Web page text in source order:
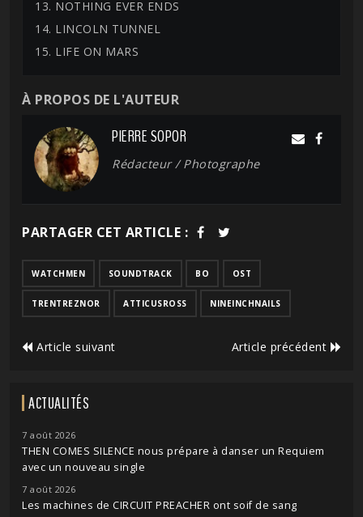
13. NOTHING EVER ENDS
14. LINCOLN TUNNEL
15. LIFE ON MARS
À PROPOS DE L'AUTEUR
PIERRE SOPOR
Rédacteur / Photographe
PARTAGER CET ARTICLE :
WATCHMEN SOUNDTRACK BO OST
TRENTREZNOR ATTICUSROSS NINEINCHNAILS
Article suivant Article précédent
ACTUALITÉS
7 août 2026
THEN COMES SILENCE nous prépare à danser un Requiem
avec un nouveau single
7 août 2026
Les machines de CIRCUIT PREACHER ont soif de sang